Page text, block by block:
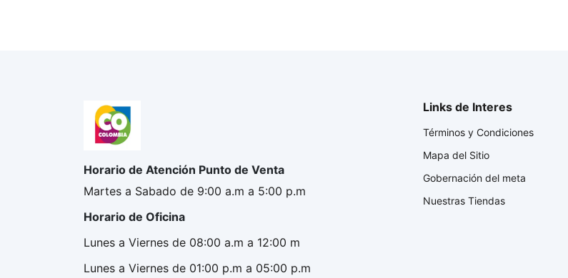
Horario de Atención Punto de Venta
Martes a Sabado de 9:00 a.m a 5:00 p.m
Horario de Oficina
Lunes a Viernes de 08:00 a.m a 12:00 m
Lunes a Viernes de 01:00 p.m a 05:00 p.m
Links de Interes
Términos y Condiciones
Mapa del Sitio
Gobernación del meta
Nuestras Tiendas